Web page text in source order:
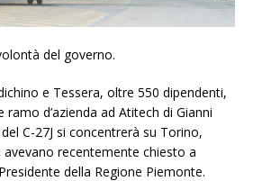
del governo.
e Tessera, oltre 550 dipendenti,
d’azienda ad Atitech di Gianni
C-27J si concentrerà su Torino,
recentemente chiesto a
della Regione Piemonte.